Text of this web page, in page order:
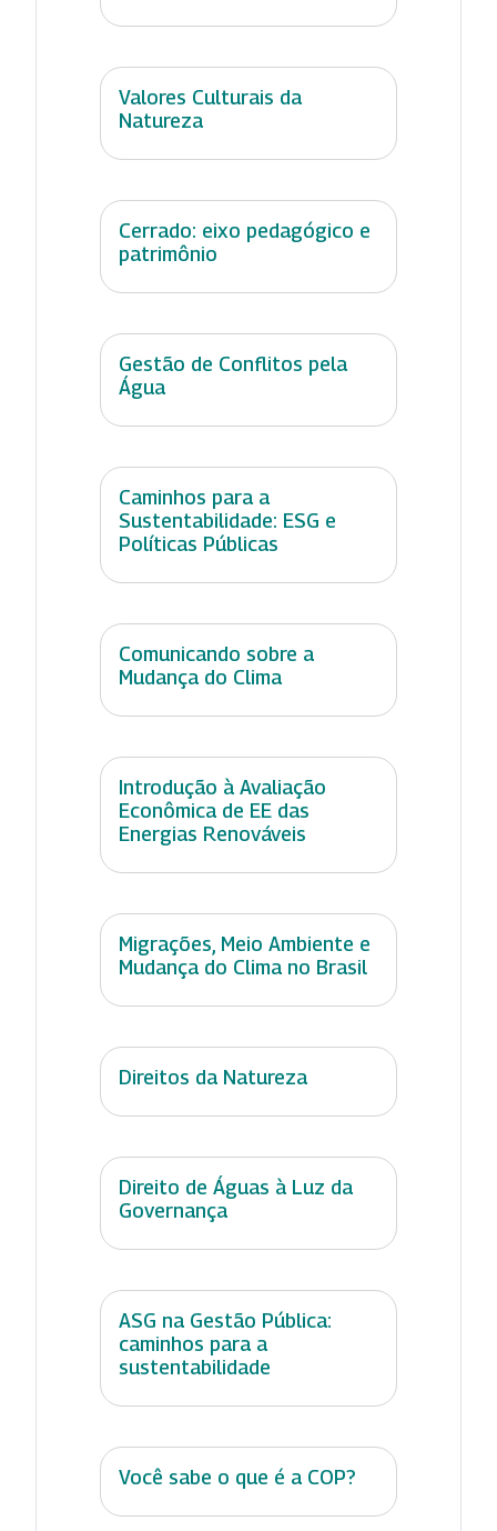
Valores Culturais da
Natureza
Cerrado: eixo pedagógico e
patrimônio
Gestão de Conflitos pela
Água
Caminhos para a
Sustentabilidade: ESG e
Políticas Públicas
Comunicando sobre a
Mudança do Clima
Introdução à Avaliação
Econômica de EE das
Energias Renováveis
Migrações, Meio Ambiente e
Mudança do Clima no Brasil
Direitos da Natureza
Direito de Águas à Luz da
Governança
ASG na Gestão Pública:
caminhos para a
sustentabilidade
Você sabe o que é a COP?